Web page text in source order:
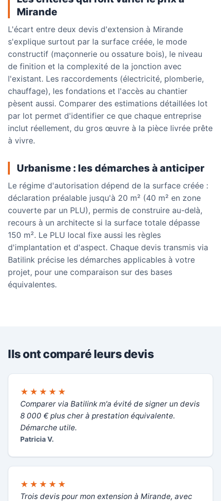
Mirande
L'écart entre deux devis d'extension à Mirande
s'explique surtout par la surface créée, le mode
constructif (maçonnerie ou ossature bois), le niveau
de finition et la complexité de la jonction avec
l'existant. Les raccordements (électricité, plomberie,
chauffage), les fondations et l'accès au chantier
pèsent aussi. Comparer des estimations détaillées lot
par lot permet d'identifier ce que chaque entreprise
inclut réellement, du gros œuvre à la pièce livrée prête
à vivre.
Urbanisme : les démarches à anticiper
Le régime d'autorisation dépend de la surface créée :
déclaration préalable jusqu'à 20 m² (40 m² en zone
couverte par un PLU), permis de construire au-delà,
recours à un architecte si la surface totale dépasse
150 m². Le PLU local fixe aussi les règles
d'implantation et d'aspect. Chaque devis transmis via
Batilink précise les démarches applicables à votre
projet, pour une comparaison sur des bases
équivalentes.
Ils ont comparé leurs devis
★★★★★
Comparer via Batilink m'a évité de signer un devis
8 000 € plus cher à prestation équivalente.
Démarche utile.
Patricia V.
★★★★★
Trois devis pour mon extension à Mirande, avec